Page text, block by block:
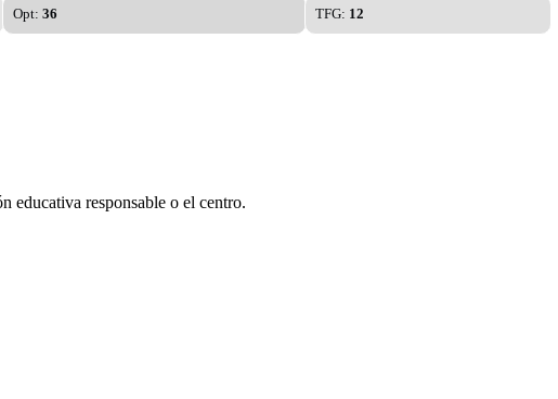
Opt:36 TFG: 12
educativa responsable o el centro.